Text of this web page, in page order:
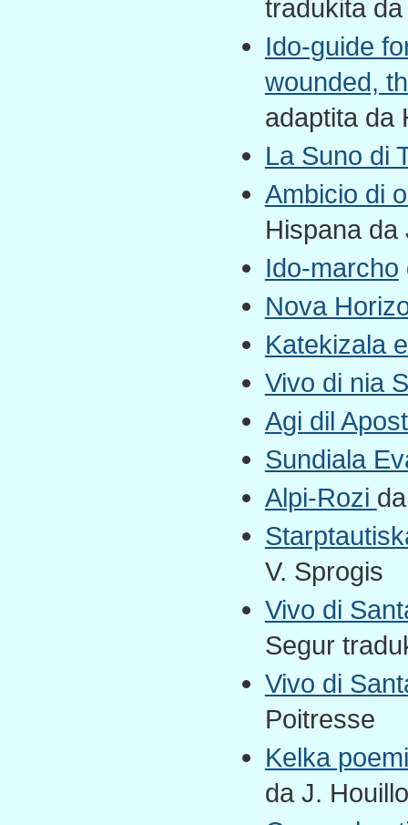
tradukita
Ido-guide
wounded,
adaptita da
La Suno di
Ambicio di
Hispana da
Ido-marcho
Nova
Katekizala
Vivo di nia
Agi dil
Sundiala
Alpi-Rozi
V. Sprogis
Vivo di
Segur
Vivo di
Poitresse
Kelka
da J.